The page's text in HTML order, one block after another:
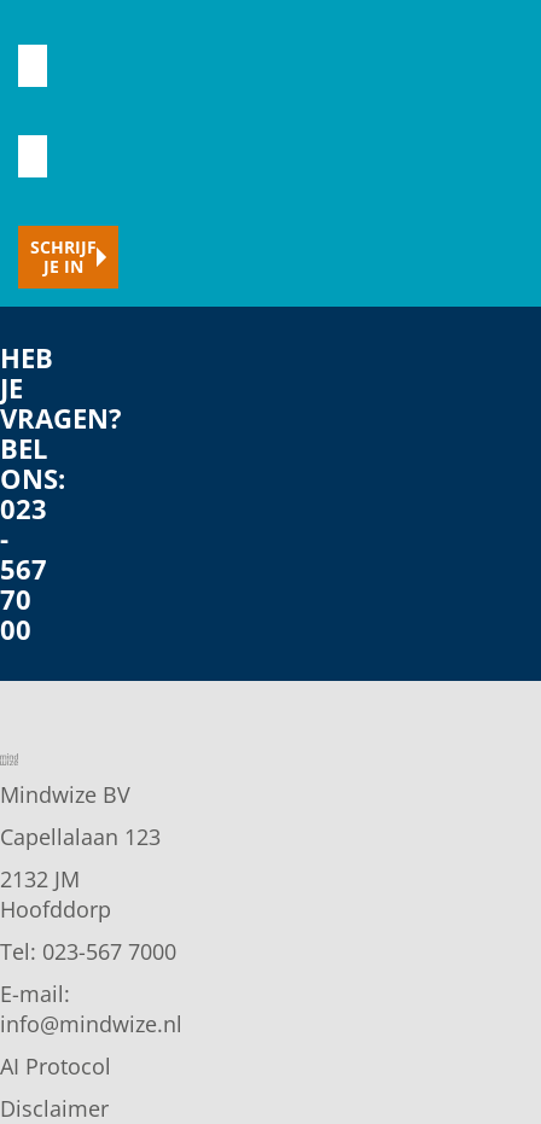
CAPTCHA
hier
je
e-
mailadres
SCHRIJF
JE IN
HEB
JE
VRAGEN?
BEL
ONS:
023
-
567
70
00
Mindwize BV
Capellalaan 123
2132 JM
Hoofddorp
Tel: 023-567 7000
E-mail:
info@mindwize.nl
AI Protocol
Disclaimer